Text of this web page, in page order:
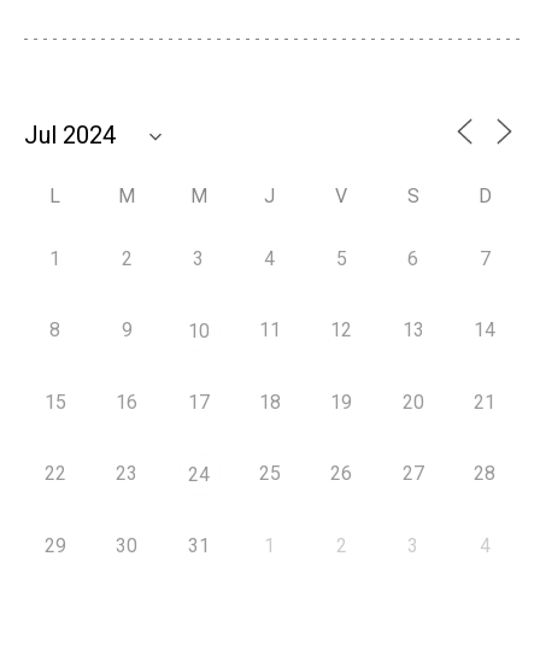
L M M J V S D
1 2 3 4 5 6 7
8 9 10 11 12 13 14
15 16 17 18 19 20 21
22 23 24 25 26 27 28
29 30 31 1 2 3 4